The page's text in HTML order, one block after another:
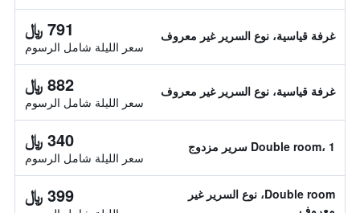
غرفة قياسية، نوع السرير غير معروف 791 ﷼
سعر الليلة شامل الرسوم
غرفة قياسية، نوع السرير غير معروف 882 ﷼
سعر الليلة شامل الرسوم
Double room، 1 سرير مزدوج 340 ﷼
سعر الليلة شامل الرسوم
Double room، نوع السرير غير
معروف
399 ﷼